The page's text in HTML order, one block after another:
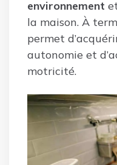
environnement
la maison. À
permet
autonomie et
motricité.